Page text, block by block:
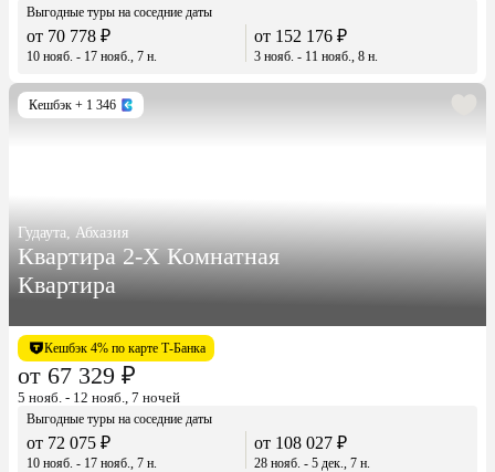
Выгодные туры на соседние даты
от 70 778 ₽
10 нояб. - 17 нояб., 7 н.
от 152 176 ₽
3 нояб. - 11 нояб., 8 н.
Кешбэк + 1 346
Гудаута, Абхазия
Квартира 2-Х Комнатная
Квартира
Кешбэк 4% по карте Т-Банка
от 67 329 ₽
5 нояб. - 12 нояб., 7 ночей
Выгодные туры на соседние даты
от 72 075 ₽
10 нояб. - 17 нояб., 7 н.
от 108 027 ₽
28 нояб. - 5 дек., 7 н.